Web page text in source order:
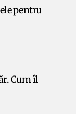
pentru
Cum îl